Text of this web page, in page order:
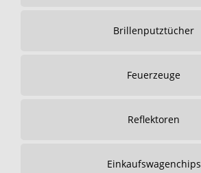
Brillenputztücher
Feuerzeuge
Reflektoren
Einkaufswagenchips